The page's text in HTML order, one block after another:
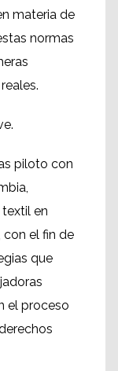
materia de
normas
piloto con
en
con el fin de
que
el proceso